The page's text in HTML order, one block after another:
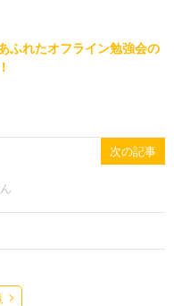
ふれたオフライン勉強会の
次の記事